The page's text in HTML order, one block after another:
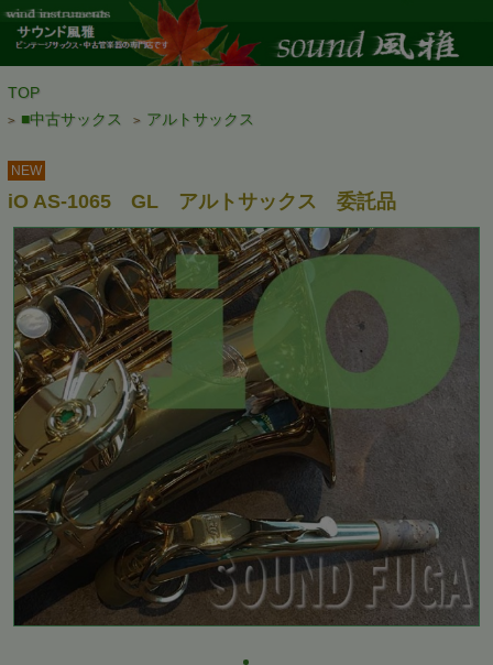
TOP
> ■中古サックス > アルトサックス
NEW
iO AS-1065 GL アルトサックス 委託品